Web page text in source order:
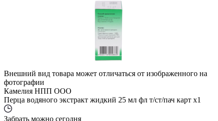
Внешний вид товара может отличаться от изображенного на
фотографии
Камелия НПП ООО
Перца водяного экстракт жидкий 25 мл фл т/ст/пач карт x1
Забрать можно сегодня